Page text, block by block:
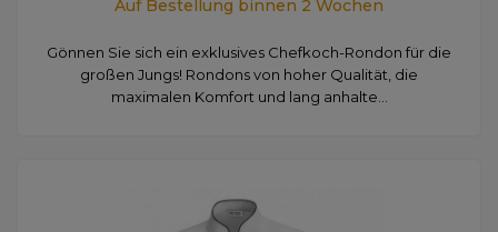
Auf Bestellung binnen 2 Wochen
Gönnen Sie sich ein exklusives Chefkoch-Rondon für die
großen Jungs! Rondons von hoher Qualität, die
maximalen Komfort und lang anhalte...